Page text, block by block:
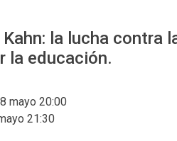
Kahn: la lucha contra
la educación.
mayo 20:00
21:30